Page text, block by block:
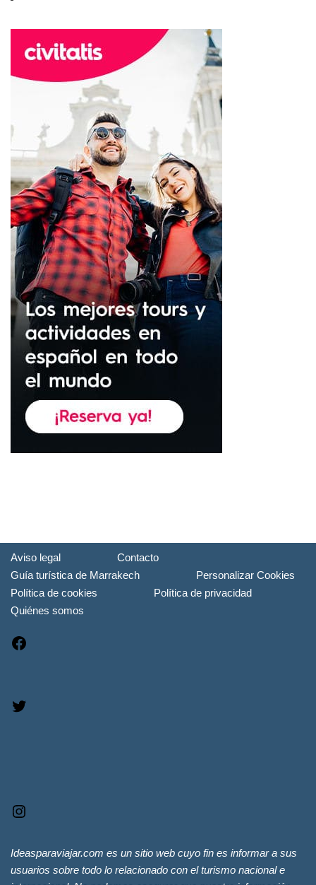
Aviso legal
Contacto
Guía turística de Marrakech
Personalizar Cookies
Política de cookies
Política de privacidad
Quiénes somos
Ideasparaviajar.com es un sitio web cuyo fin es informar a sus
usuarios sobre todo lo relacionado con el turismo nacional e